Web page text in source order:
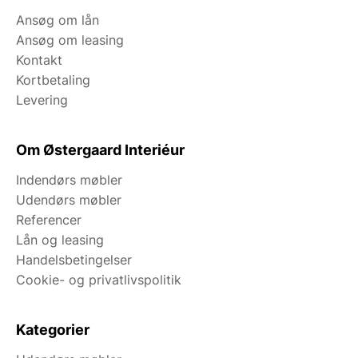
Ansøg om lån
Ansøg om leasing
Kontakt
Kortbetaling
Levering
Om Østergaard Interiéur
Indendørs møbler
Udendørs møbler
Referencer
Lån og leasing
Handelsbetingelser
Cookie- og privatlivspolitik
Kategorier